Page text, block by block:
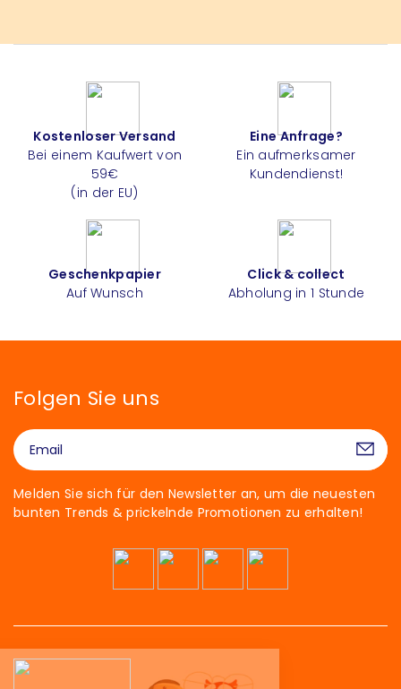
Kostenloser Versand
Bei einem Kaufwert von
59€
(in der EU)
Eine Anfrage?
Ein aufmerksamer
Kundendienst!
Geschenkpapier
Auf Wunsch
Click & collect
Abholung in 1 Stunde
Folgen Sie uns
Melden Sie sich für den Newsletter an, um die neuesten
bunten Trends & prickelnde Promotionen zu erhalten!
Hallo!